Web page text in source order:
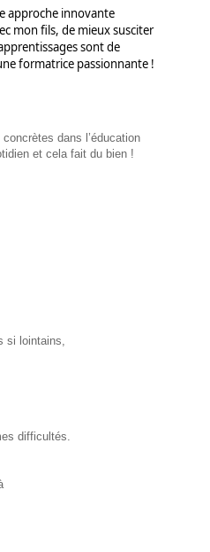
approche innovante
mon fils, de mieux susciter
sont de
formatrice passionnante !
dans l’éducation
et cela fait du bien !
si lointains,
difficultés.